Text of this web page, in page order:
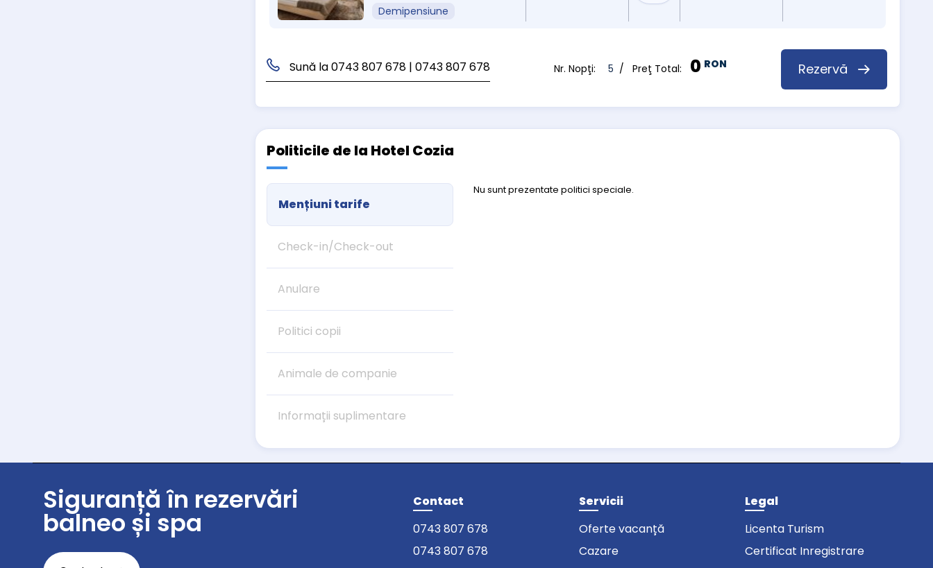
Demipensiune
Sună la 0743 807 678 | 0743 807 678 Nr. Nopţi: 5 / Preţ Total: 0 RON Rezervă
Politicile de la Hotel Cozia
Mențiuni tarife
Check-in/Check-out
Anulare
Politici copii
Animale de companie
Informații suplimentare
Nu sunt prezentate politici speciale.
Siguranță în rezervări
balneo și spa
Contact
0743 807 678
0743 807 678
Servicii
Oferte vacanță
Cazare
Legal
Licenta Turism
Certificat Inregistrare